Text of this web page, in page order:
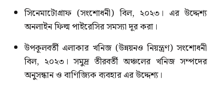
সিনেমাটোগ্রাফ (সংশোধনী) বিল, ২০২৩। এর উদ্দেশ্য
অনলাইন ফিল্ম পাইরেসির সমস্যা দূর করা।
উপকূলবর্তী এলাকার খনিজ (উন্নয়নও নিয়ন্ত্রণ) সংশোধনী
বিল, ২০২৩। সমুদ্র তীরবর্তী অঞ্চলের খনিজ সম্পদের
অনুসন্ধান ও বাণিজ্যিক ব্যবহার এর উদ্দেশ্য।